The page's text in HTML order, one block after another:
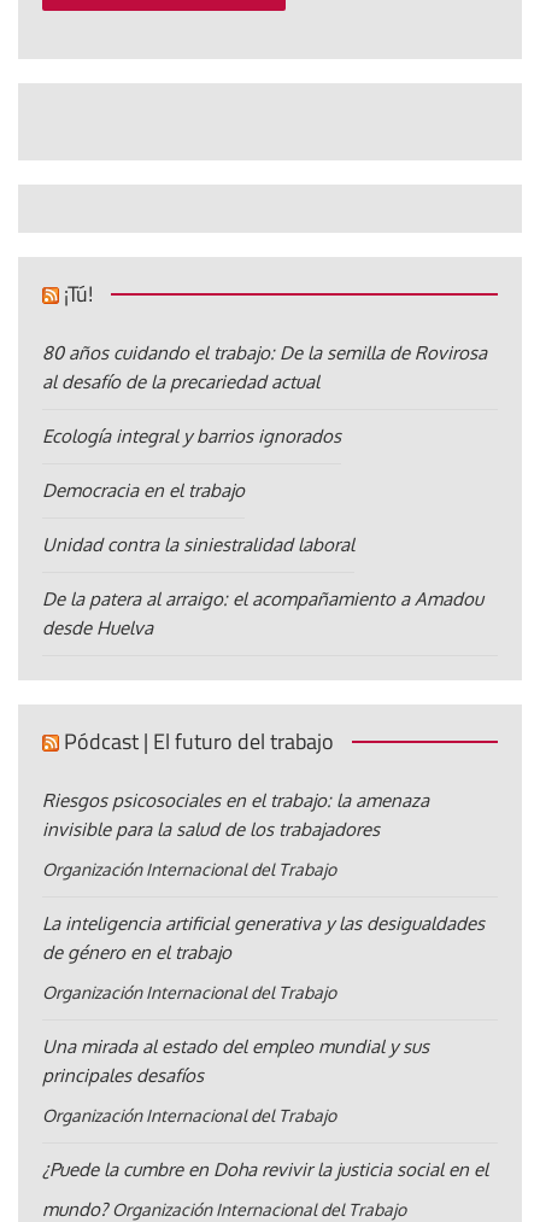
¡Tú!
80 años cuidando el trabajo: De la semilla de Rovirosa
al desafío de la precariedad actual
Ecología integral y barrios ignorados
Democracia en el trabajo
Unidad contra la siniestralidad laboral
De la patera al arraigo: el acompañamiento a Amadou
desde Huelva
Pódcast | El futuro del trabajo
Riesgos psicosociales en el trabajo: la amenaza
invisible para la salud de los trabajadores
Organización Internacional del Trabajo
La inteligencia artificial generativa y las desigualdades
de género en el trabajo
Organización Internacional del Trabajo
Una mirada al estado del empleo mundial y sus
principales desafíos
Organización Internacional del Trabajo
¿Puede la cumbre en Doha revivir la justicia social en el
mundo? Organización Internacional del Trabajo